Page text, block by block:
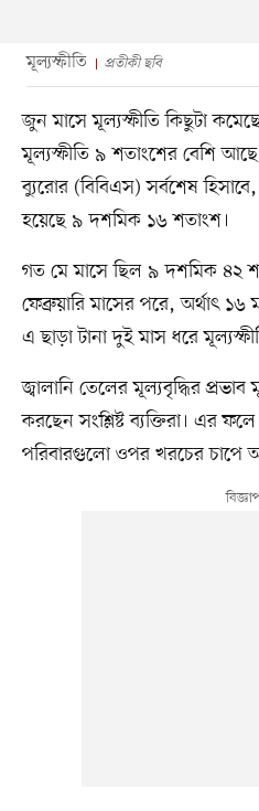
মূল্যস্ফীতি প্রতীকী ছবি
জুন মাসে মূল্যস্ফীতি কিছুটা
মূল্যস্ফীতি ৯ শতাংশের বেশি
ব্যুরোর (বিবিএস) সর্বশেষ
হয়েছে ৯ দশমিক ১৬ শতাংশ।
গত মে মাসে ছিল ৯ দশমিক ৪২
ফেব্রুয়ারি মাসের পরে, অর্থাৎ ১৬
এ ছাড়া টানা দুই মাস ধরে
জ্বালানি তেলের মূল্যবৃদ্ধির
করছেন সংশ্লিষ্ট ব্যক্তিরা। এর
পরিবারগুলো ওপর খরচের চাপে